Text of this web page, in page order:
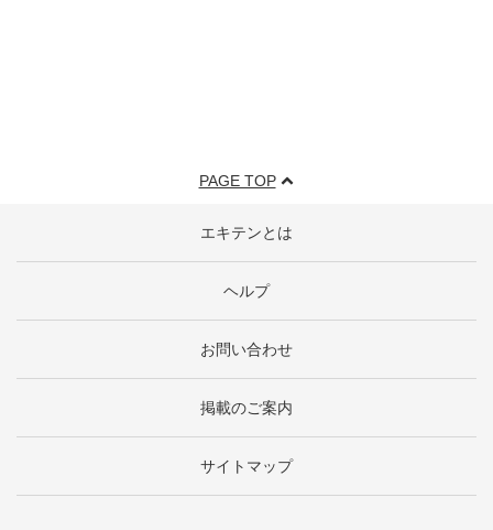
PAGE TOP
エキテンとは
ヘルプ
お問い合わせ
掲載のご案内
サイトマップ